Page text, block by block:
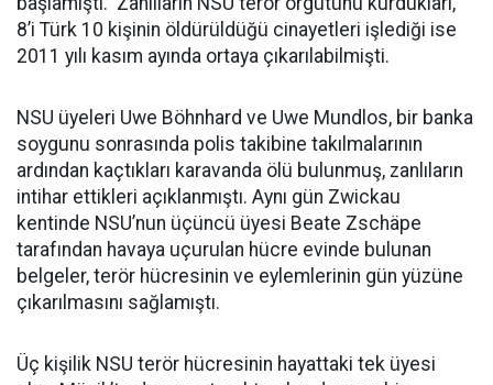
8’i Türk 10 kişinin öldürüldüğü cinayetleri işlediği ise
2011 yılı kasım ayında ortaya çıkarılabilmişti.
NSU üyeleri Uwe Böhnhard ve Uwe Mundlos, bir banka
soygunu sonrasında polis takibine takılmalarının
ardından kaçtıkları karavanda ölü bulunmuş, zanlıların
intihar ettikleri açıklanmıştı. Aynı gün Zwickau
kentinde NSU’nun üçüncü üyesi Beate Zschäpe
tarafından havaya uçurulan hücre evinde bulunan
belgeler, terör hücresinin ve eylemlerinin gün yüzüne
çıkarılmasını sağlamıştı.
Üç kişilik NSU terör hücresinin hayattaki tek üyesi